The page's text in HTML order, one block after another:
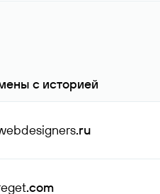
с историей
.ru
.com